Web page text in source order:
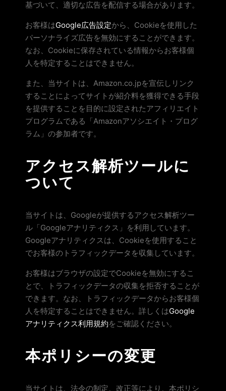
基づいて、適切な広告を配信する場合があります。
お客様はGoogle広告設定から、Cookieを使用した
パーソナライズ広告を無効にすることができます。
なお、Cookieに保存されている情報からお客様個
人を特定することはできません。
また、当サイトは、Amazon.co.jpを宣伝しリンク
することによってサイトが紹介料を獲得できる手段
を提供することを目的に設定されたアフィリエイト
プログラムである「Amazonアソシエイト・プログ
ラム」の参加者です。
アクセス解析ツールに
ついて
当サイトは、Googleが提供するアクセス解析ツー
ル「Googleアナリティクス」を利用しています。
Googleアナリティクスは、Cookieを使用すること
でお客様のトラフィックデータを収集しています。
お客様はブラウザの設定でCookieを無効にするこ
とで、トラフィックデータの収集を拒否することが
できます。なお、トラフィックデータからお客様個
人を特定することはできません。詳しくはGoogle
アナリティクス利用規約をご確認ください。
本ポリシーの変更
当サイトは、法令の制定、改正等により、本ポリシ